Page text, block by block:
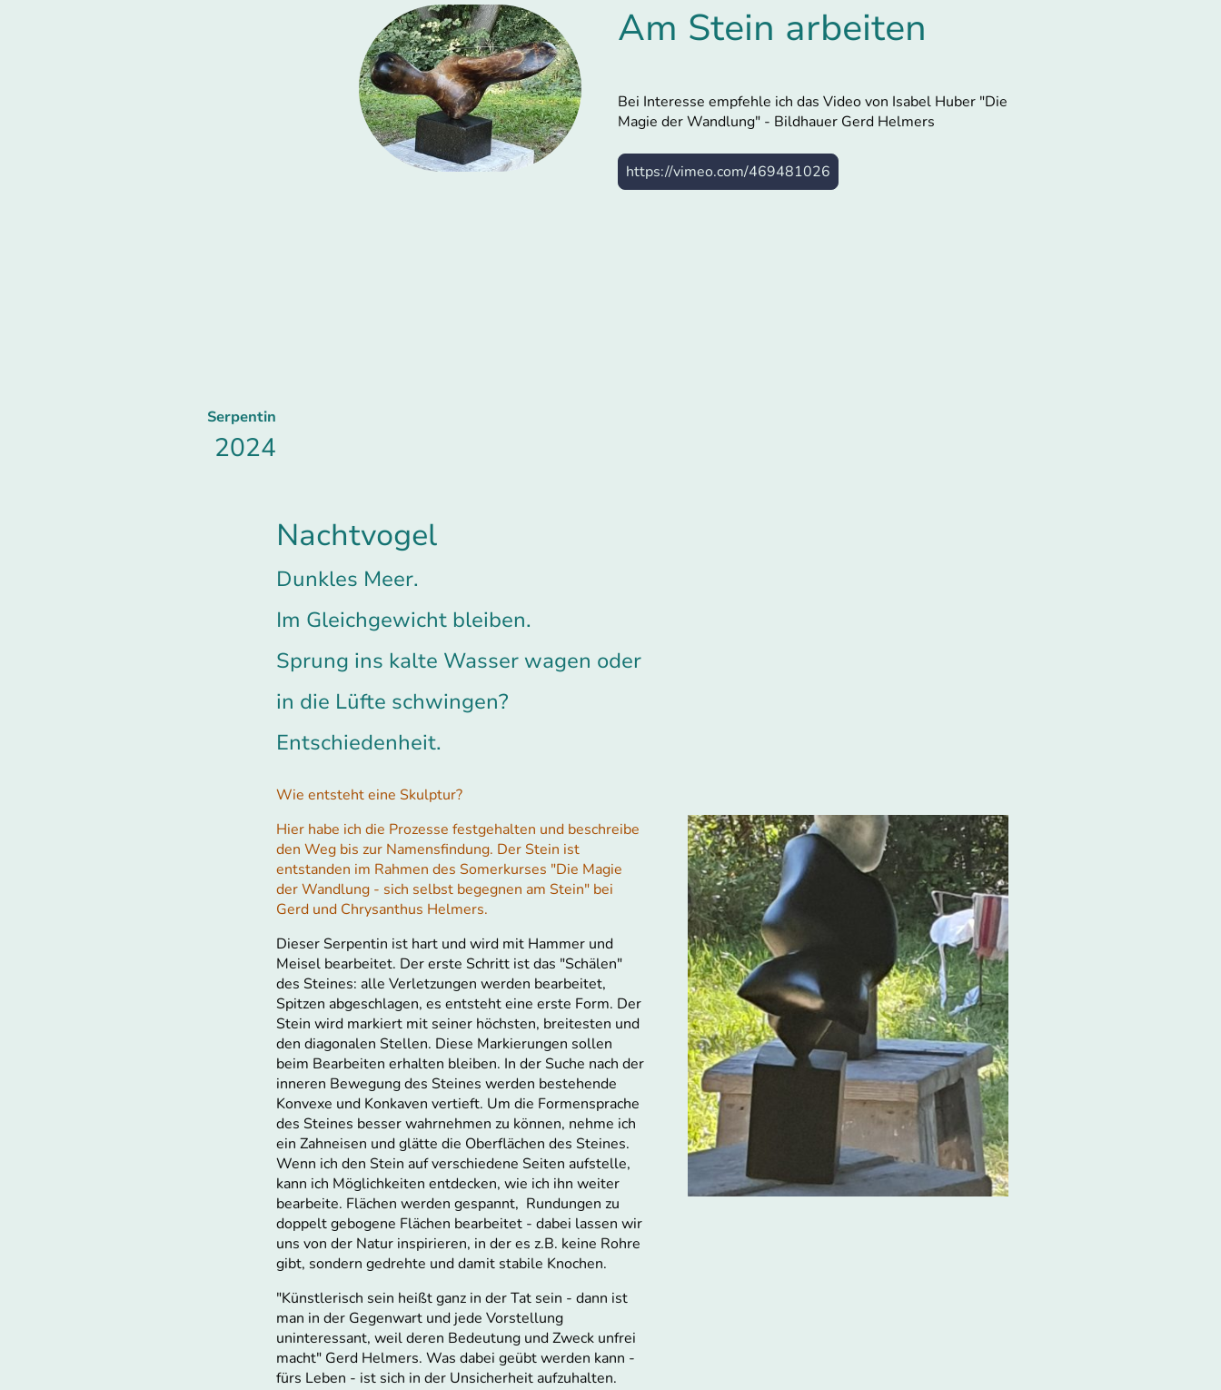
Am Stein arbeiten
Bei Interesse empfehle ich das Video von Isabel Huber "Die
Magie der Wandlung" - Bildhauer Gerd Helmers
https://vimeo.com/469481026
Serpentin
2024
Nachtvogel
Dunkles Meer.
Im Gleichgewicht bleiben.
Sprung ins kalte Wasser wagen oder
in die Lüfte schwingen?
Entschiedenheit.
Wie entsteht eine Skulptur?
Hier habe ich die Prozesse festgehalten und beschreibe
den Weg bis zur Namensfindung. Der Stein ist
entstanden im Rahmen des Somerkurses "Die Magie
der Wandlung - sich selbst begegnen am Stein" bei
Gerd und Chrysanthus Helmers.
Dieser Serpentin ist hart und wird mit Hammer und
Meisel bearbeitet. Der erste Schritt ist das "Schälen"
des Steines: alle Verletzungen werden bearbeitet,
Spitzen abgeschlagen, es entsteht eine erste Form. Der
Stein wird markiert mit seiner höchsten, breitesten und
den diagonalen Stellen. Diese Markierungen sollen
beim Bearbeiten erhalten bleiben. In der Suche nach der
inneren Bewegung des Steines werden bestehende
Konvexe und Konkaven vertieft. Um die Formensprache
des Steines besser wahrnehmen zu können, nehme ich
ein Zahneisen und glätte die Oberflächen des Steines.
Wenn ich den Stein auf verschiedene Seiten aufstelle,
kann ich Möglichkeiten entdecken, wie ich ihn weiter
bearbeite. Flächen werden gespannt, Rundungen zu
doppelt gebogene Flächen bearbeitet - dabei lassen wir
uns von der Natur inspirieren, in der es z.B. keine Rohre
gibt, sondern gedrehte und damit stabile Knochen.
"Künstlerisch sein heißt ganz in der Tat sein - dann ist
man in der Gegenwart und jede Vorstellung
uninteressant, weil deren Bedeutung und Zweck unfrei
macht" Gerd Helmers. Was dabei geübt werden kann -
fürs Leben - ist sich in der Unsicherheit aufzuhalten.